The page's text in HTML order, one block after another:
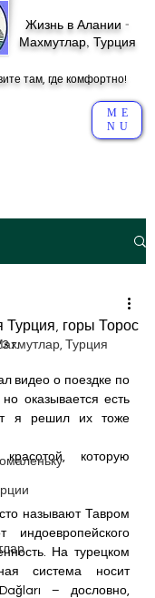
Жизнь в Алании -
Махмутлар, Турция
там, где комфортно!
ME
NU
Турция
горы Торос
г.
из 5 звезд.
видео о поездке по
оказывается есть
я решил их тоже
которую
На турецком
система носит
– дословно,